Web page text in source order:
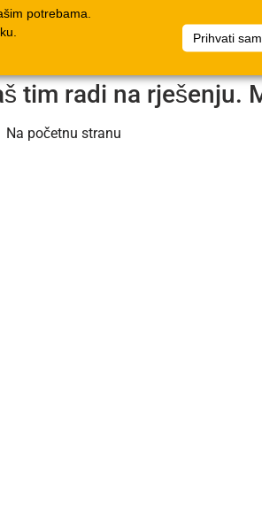
potrebama.
Prihvati
Popis artikala Dokumenti
tim radi na rješenju.
Na početnu stranu